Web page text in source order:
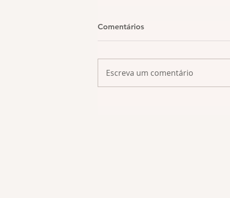
Comentários
Escreva um comentário